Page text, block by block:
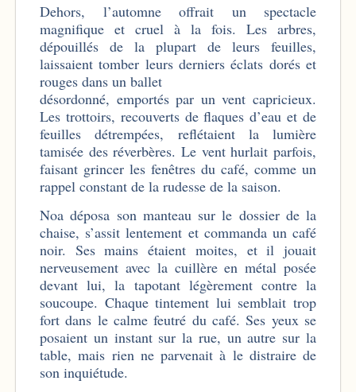
Dehors, l’automne offrait un spectacle
magnifique et cruel à la fois. Les arbres,
dépouillés de la plupart de leurs feuilles,
laissaient tomber leurs derniers éclats dorés et
rouges dans un ballet
désordonné, emportés par un vent capricieux.
Les trottoirs, recouverts de flaques d’eau et de
feuilles détrempées, reflétaient la lumière
tamisée des réverbères. Le vent hurlait parfois,
faisant grincer les fenêtres du café, comme un
rappel constant de la rudesse de la saison.
Noa déposa son manteau sur le dossier de la
chaise, s’assit lentement et commanda un café
noir. Ses mains étaient moites, et il jouait
nerveusement avec la cuillère en métal posée
devant lui, la tapotant légèrement contre la
soucoupe. Chaque tintement lui semblait trop
fort dans le calme feutré du café. Ses yeux se
posaient un instant sur la rue, un autre sur la
table, mais rien ne parvenait à le distraire de
son inquiétude.